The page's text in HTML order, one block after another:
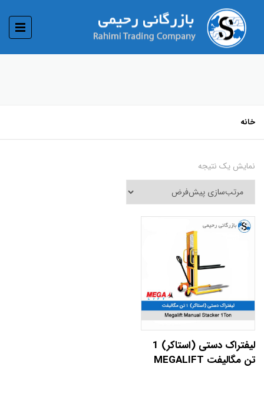
خانه
نمایش یک نتیجه
لیفتراک دستی (استاکر) 1
تن مگالیفت MEGALIFT